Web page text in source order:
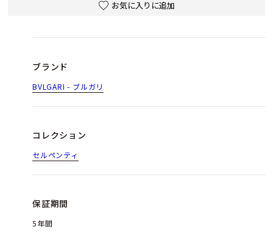
お気に入りに追加
ブランド
BVLGARI - ブルガリ
コレクション
セルペンティ
保証期間
5年間